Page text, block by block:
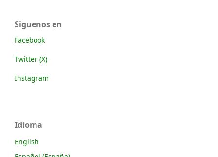
Siguenos en
Facebook
Twitter (X)
Instagram
Idioma
English